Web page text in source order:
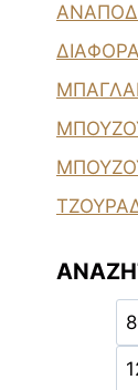
ΔΙΑΦΟΡΑ